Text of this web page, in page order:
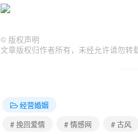
© 版权声明
文章版权归作者所有，未经允许请勿转
经营婚姻
# 挽回爱情
# 情感网 # 古风